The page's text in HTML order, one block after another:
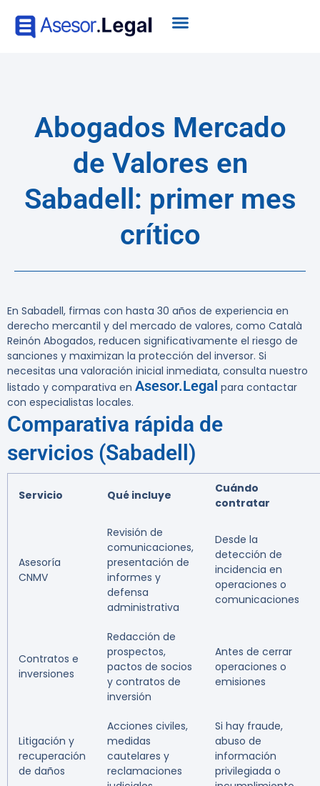
Abogados Mercado
de Valores en
Sabadell: primer mes
crítico
En Sabadell, firmas con hasta 30 años de experiencia en
derecho mercantil y del mercado de valores, como Català
Reinón Abogados, reducen significativamente el riesgo de
sanciones y maximizan la protección del inversor. Si
necesitas una valoración inicial inmediata, consulta nuestro
listado y comparativa en Asesor.Legal para contactar
con especialistas locales.
Comparativa rápida de
servicios (Sabadell)
Servicio Qué incluye
Cuándo
contratar
Asesoría
CNMV
Revisión de
comunicaciones,
presentación de
informes y
defensa
administrativa
Desde la
detección de
incidencia en
operaciones o
comunicaciones
Contratos e
inversiones
Redacción de
prospectos,
pactos de socios
y contratos de
inversión
Antes de cerrar
operaciones o
emisiones
Litigación y
recuperación
de daños
Acciones civiles,
medidas
cautelares y
reclamaciones
Si hay fraude,
abuso de
información
privilegiada o